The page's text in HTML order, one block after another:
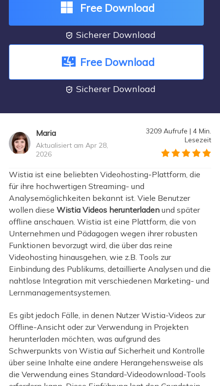
Free Download
 Sicherer Download
Free Download
 Sicherer Download
Maria
Aktualisiert am Apr 28,
2026
3209 Aufrufe |4 Min.
Lesezeit
Wistia ist eine beliebten Videohosting-Plattform, die
für ihre hochwertigen Streaming- und
Analysemöglichkeiten bekannt ist. Viele Benutzer
wollen diese Wistia Videos herunterladenund später
offline anschauen. Wistia ist eine Plattform, die von
Unternehmen und Pädagogen wegen ihrer robusten
Funktionen bevorzugt wird, die über das reine
Videohosting hinausgehen, wie z.B. Tools zur
Einbindung des Publikums, detaillierte Analysen und die
nahtlose Integration mit verschiedenen Marketing- und
Lernmanagementsystemen.
Es gibt jedoch Fälle, in denen Nutzer Wistia-Videos zur
Offline-Ansicht oder zur Verwendung in Projekten
herunterladen möchten, was aufgrund des
Schwerpunkts von Wistia auf Sicherheit und Kontrolle
über seine Inhalte eine andere Herangehensweise als
die Verwendung eines Standard-Videodownload-Tools